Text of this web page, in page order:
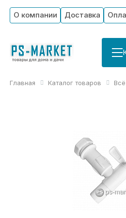
О компании Доставка
Главная Каталог товаров